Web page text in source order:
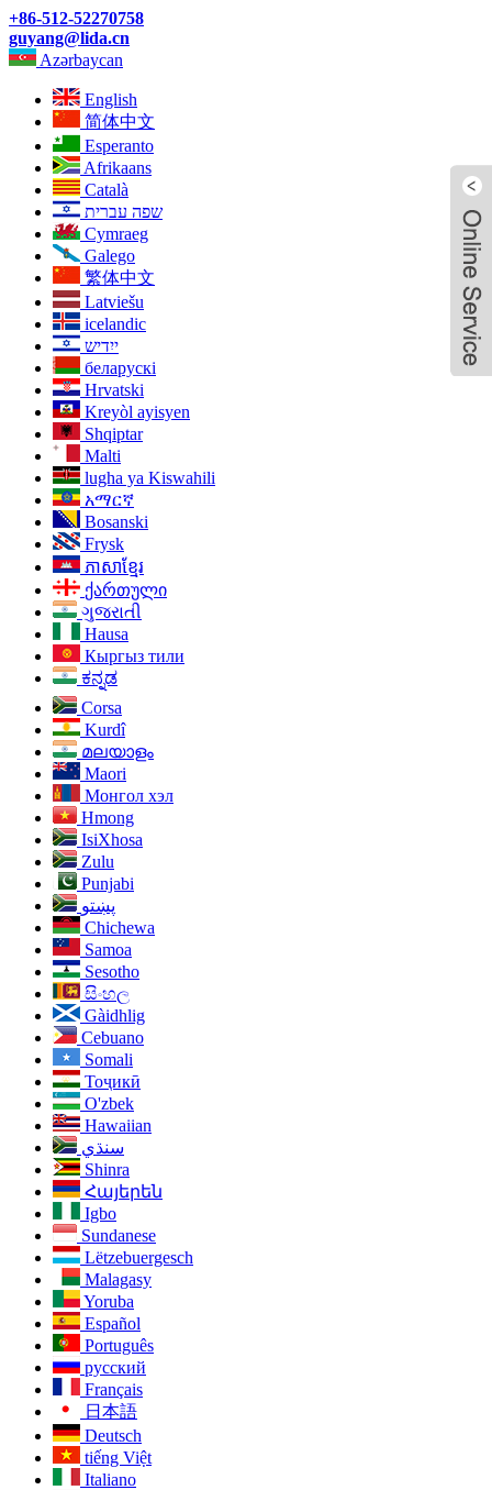
+86-512-52270758
guyang@lida.cn
Azərbaycan
English
简体中文
Esperanto
Afrikaans
Català
שפה עברית
Cymraeg
Galego
繁体中文
Latviešu
icelandic
ייִדיש
беларускі
Hrvatski
Kreyòl ayisyen
Shqiptar
Malti
lugha ya Kiswahili
አማርኛ
Bosanski
Frysk
ភាសាខ្មែរ
ქართული
ગુજરાતી
Hausa
Кыргыз тили
ಕನ್ನಡ
Corsa
Kurdî
മലയാളം
Maori
Монгол хэл
Hmong
IsiXhosa
Zulu
Punjabi
پښتو
Chichewa
Samoa
Sesotho
සිංහල
Gàidhlig
Cebuano
Somali
Тоҷикӣ
O'zbek
Hawaiian
سنڌي
Shinra
Հայերեն
Igbo
Sundanese
Lëtzebuergesch
Malagasy
Yoruba
Español
Português
русский
Français
日本語
Deutsch
tiếng Việt
Italiano